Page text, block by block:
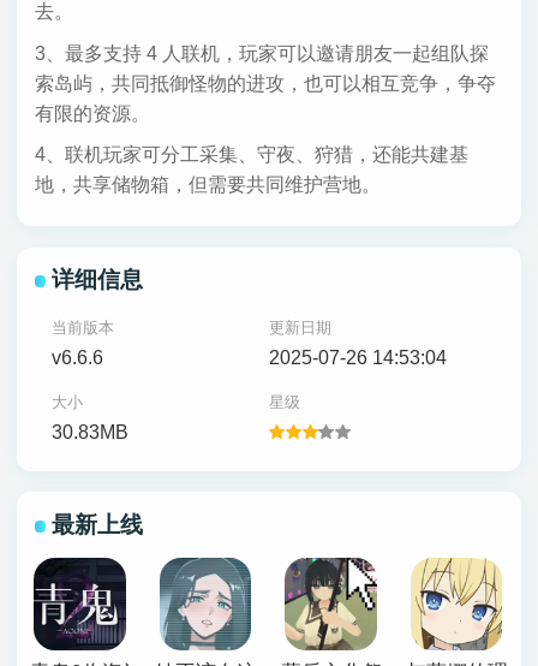
去。
3、最多支持 4 人联机，玩家可以邀请朋友一起组队探
索岛屿，共同抵御怪物的进攻，也可以相互竞争，争夺
有限的资源。
4、联机玩家可分工采集、守夜、狩猎，还能共建基
地，共享储物箱，但需要共同维护营地。
详细信息
当前版本
v6.6.6
更新日期
2025-07-26 14:53:04
大小
30.83MB
星级
最新上线